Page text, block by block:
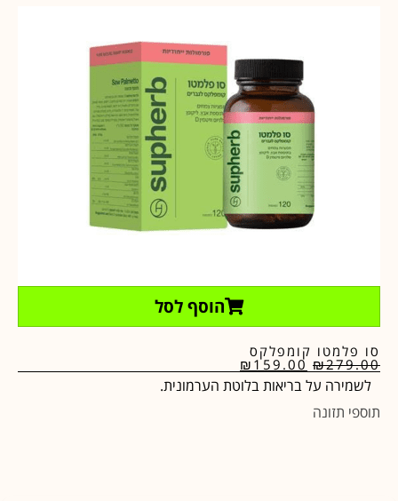
הוסף לסל
סו פלמטו קומפלקס
₪279.00
₪ 159.00
לשמירה על בריאות בלוטת הערמונית.
תוספי תזונה